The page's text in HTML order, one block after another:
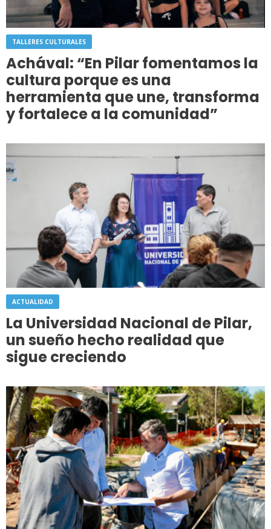
TALLERES CULTURALES
Achával: “En Pilar fomentamos la
cultura porque es una
herramienta que une, transforma
y fortalece a la comunidad”
ACTUALIDAD
La Universidad Nacional de Pilar,
un sueño hecho realidad que
sigue creciendo